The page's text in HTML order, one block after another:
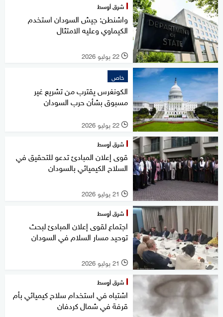
شرق أوسط
واشنطن: جيش السودان استخدم
الكيماوي وعليه الامتثال
l 22 يوليو 2026
خاص
الكونغرس يقترب من تشريع غير
مسبوق بشأن حرب السودان
l 22 يوليو 2026
شرق أوسط
قوى إعلان المبادئ تدعو للتحقيق في
السلاح الكيميائي بالسودان
l 21 يوليو 2026
شرق أوسط
اجتماع لقوى إعلان المبادئ لبحث
توحيد مسار السلام في السودان
l 21 يوليو 2026
شرق أوسط
اشتباه في استخدام سلاح كيميائي بأم
قرفة في شمال كردفان